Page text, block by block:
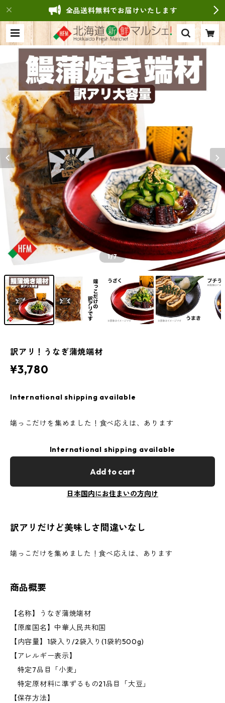
全品送料無料でお届けいたします
1/7
訳アリ！うなぎ蒲焼端材
¥3,780
International shipping available
端っこだけを集めました！食べ応えは、あります
International shipping available
Add to cart
日本国内にお住まいの方向け
訳アリだけど美味しさ間違いなし
端っこだけを集めました！食べ応えは、あります
商品概要
【名称】うなぎ蒲焼端材
【原産国名】中華人民共和国
【内容量】1袋入り/2袋入り(1袋約500g)
【アレルギー表示】
特定7品目「小麦」
特定原材料に準ずるもの21品目「大豆」
【保存方法】